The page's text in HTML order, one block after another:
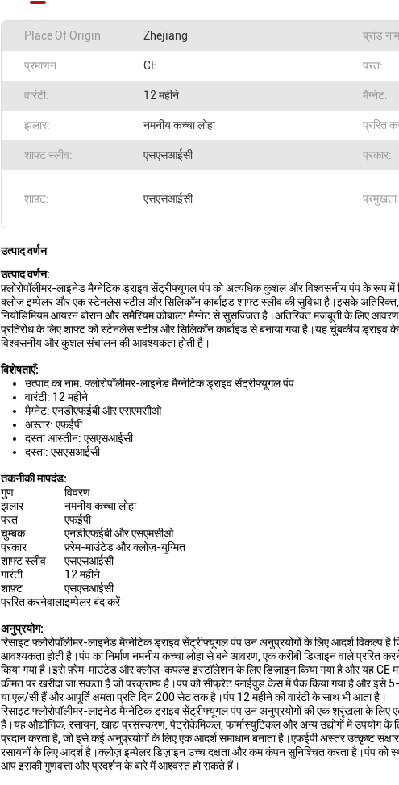
Place Of Origin Zhejiang ब्रांड नाम
प्रमाणन CE परत:
वारंटी: 12 महीने मैग्नेट:
झलार: नमनीय कच्चा लोहा प्ररित
शाफ्ट स्लीव: एसएसआईसी प्रकार:
शाफ़्ट: एसएसआईसी प्रमुखता
उत्पाद वर्णन
उत्पाद वर्णन:
फ़्लोरोपॉलीमर-लाइनेड मैग्नेटिक ड्राइव सेंट्रीफ्यूगल पंप को अत्यधिक कुशल और विश्वसनीय पंप के रूप में
क्लोज इम्पेलर और एक स्टेनलेस स्टील और सिलिकॉन कार्बाइड शाफ्ट स्लीव की सुविधा है।इसके अतिरिक्त,
नियोडिमियम आयरन बोरान और समैरियम कोबाल्ट मैग्नेट से सुसज्जित है।अतिरिक्त मजबूती के लिए
प्रतिरोध के लिए शाफ्ट को स्टेनलेस स्टील और सिलिकॉन कार्बाइड से बनाया गया है।यह चुंबकीय ड्राइव
विश्वसनीय और कुशल संचालन की आवश्यकता होती है।
विशेषताएँ:
उत्पाद का नाम: फ्लोरोपॉलीमर-लाइनेड मैग्नेटिक ड्राइव सेंट्रीफ्यूगल पंप
वारंटी: 12 महीने
मैग्नेट: एनडीएफईबी और एसएमसीओ
अस्तर: एफईपी
दस्ता आस्तीन: एसएसआईसी
दस्ता: एसएसआईसी
तकनीकी मापदंड:
गुण
विवरण
झलार
नमनीय कच्चा लोहा
परत
एफईपी
चुम्बक
एनडीएफईबी और एसएमसीओ
प्रकार
फ़्रेम-माउंटेड और क्लोज़-युग्मित
शाफ्ट स्लीव
एसएसआईसी
गारंटी
12 महीने
शाफ़्ट
एसएसआईसी
प्ररित करनेवालाइम्पेलर बंद करें
अनुप्रयोग:
रिसाइट फ्लोरोपॉलीमर-लाइनेड मैग्नेटिक ड्राइव सेंट्रीफ्यूगल पंप उन अनुप्रयोगों के लिए आदर्श विकल्प है
आवश्यकता होती है।पंप का निर्माण नमनीय कच्चा लोहा से बने आवरण, एक करीबी डिजाइन वाले प्ररित
किया गया है।इसे फ़्रेम-माउंटेड और क्लोज़-कपल्ड इंस्टॉलेशन के लिए डिज़ाइन किया गया है और यह CE
कीमत पर खरीदा जा सकता है जो परक्राम्य है।पंप को सीफ्रेट प्लाईवुड केस में पैक किया गया है और इसे 5-
या एल/सी हैं और आपूर्ति क्षमता प्रति दिन 200 सेट तक है।पंप 12 महीने की वारंटी के साथ भी आता है।
रिसाइट फ्लोरोपॉलीमर-लाइनेड मैग्नेटिक ड्राइव सेंट्रीफ्यूगल पंप उन अनुप्रयोगों की एक श्रृंखला के लिए
हैं।यह औद्योगिक, रसायन, खाद्य प्रसंस्करण, पेट्रोकेमिकल, फार्मास्युटिकल और अन्य उद्योगों में उपयोग
प्रदान करता है, जो इसे कई अनुप्रयोगों के लिए एक आदर्श समाधान बनाता है।एफईपी अस्तर उत्कृष्ट
रसायनों के लिए आदर्श है।क्लोज़ इम्पेलर डिज़ाइन उच्च दक्षता और कम कंपन सुनिश्चित करता है।पंप को
आप इसकी गुणवत्ता और प्रदर्शन के बारे में आश्वस्त हो सकते हैं।